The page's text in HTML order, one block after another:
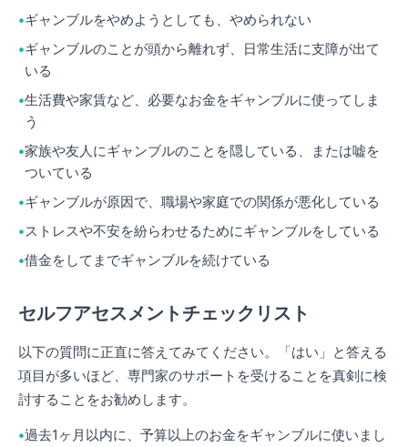
ギャンブルをやめようとしても、やめられない
ギャンブルのことが頭から離れず、日常生活に支障が出て
いる
生活費や家賃など、必要なお金をギャンブルに使ってしま
う
家族や友人にギャンブルのことを隠している、または嘘を
ついている
ギャンブルが原因で、職場や家庭での関係が悪化している
ストレスや不安を紛らわせるためにギャンブルをしている
借金をしてまでギャンブルを続けている
セルフアセスメントチェックリスト
以下の質問に正直に答えてみてください。「はい」と答える
項目が多いほど、専門家のサポートを受けることを真剣に検
討することをお勧めします。
過去1ヶ月以内に、予算以上のお金をギャンブルに使いまし